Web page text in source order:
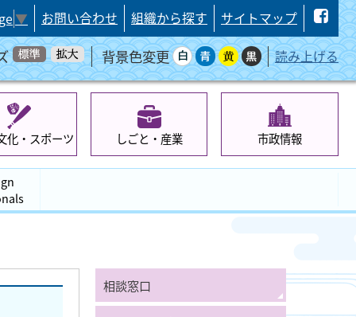
▼ お問い合わせ 組織から探す サイトマップ
背景色変更 読み上げる
化・スポーツ しごと・産業 市政情報
相談窓口